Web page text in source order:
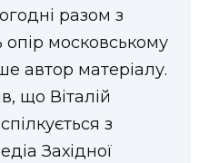
разом з
московському
автор матеріалу.
що Віталій
з
Західної